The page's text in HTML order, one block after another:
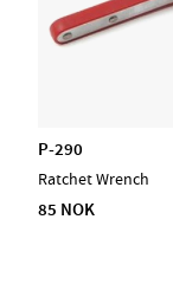
P-290
Ratchet Wrench
85 NOK